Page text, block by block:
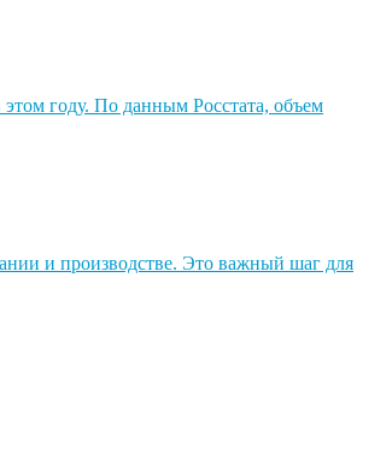
этом году. По данным Росстата, объем
и производстве. Это важный шаг для